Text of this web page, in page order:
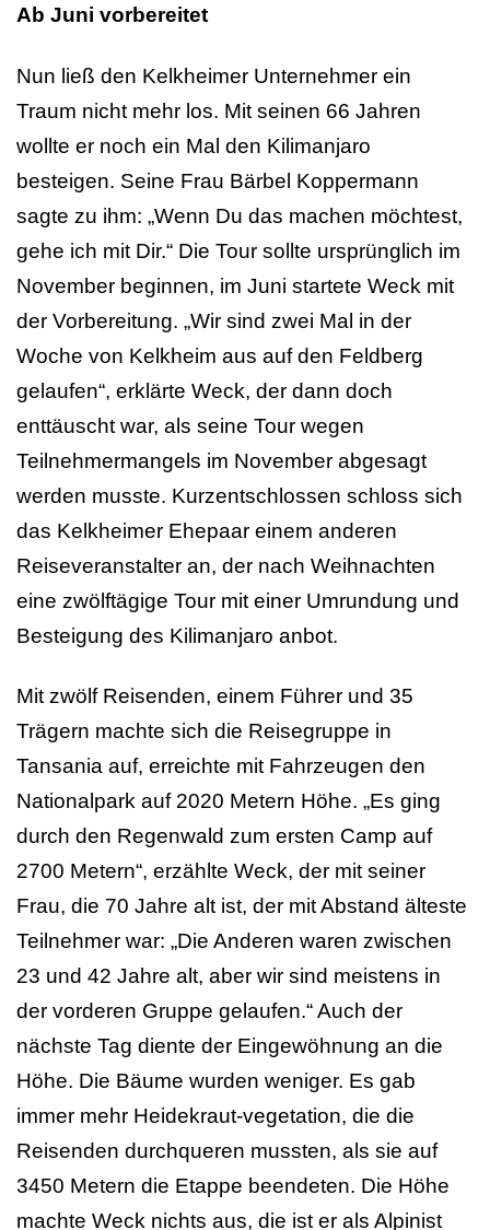
Ab Juni vorbereitet
Nun ließ den Kelkheimer Unternehmer ein
Traum nicht mehr los. Mit seinen 66 Jahren
wollte er noch ein Mal den Kilimanjaro
besteigen. Seine Frau Bärbel Koppermann
sagte zu ihm: „Wenn Du das machen möchtest,
gehe ich mit Dir.“ Die Tour sollte ursprünglich im
November beginnen, im Juni startete Weck mit
der Vorbereitung. „Wir sind zwei Mal in der
Woche von Kelkheim aus auf den Feldberg
gelaufen“, erklärte Weck, der dann doch
enttäuscht war, als seine Tour wegen
Teilnehmermangels im November abgesagt
werden musste. Kurzentschlossen schloss sich
das Kelkheimer Ehepaar einem anderen
Reiseveranstalter an, der nach Weihnachten
eine zwölftägige Tour mit einer Umrundung und
Besteigung des Kilimanjaro anbot.
Mit zwölf Reisenden, einem Führer und 35
Trägern machte sich die Reisegruppe in
Tansania auf, erreichte mit Fahrzeugen den
Nationalpark auf 2020 Metern Höhe. „Es ging
durch den Regenwald zum ersten Camp auf
2700 Metern“, erzählte Weck, der mit seiner
Frau, die 70 Jahre alt ist, der mit Abstand älteste
Teilnehmer war: „Die Anderen waren zwischen
23 und 42 Jahre alt, aber wir sind meistens in
der vorderen Gruppe gelaufen.“ Auch der
nächste Tag diente der Eingewöhnung an die
Höhe. Die Bäume wurden weniger. Es gab
immer mehr Heidekraut-vegetation, die die
Reisenden durchqueren mussten, als sie auf
3450 Metern die Etappe beendeten. Die Höhe
machte Weck nichts aus, die ist er als Alpinist